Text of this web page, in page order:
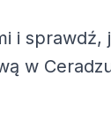
i sprawdź,
w